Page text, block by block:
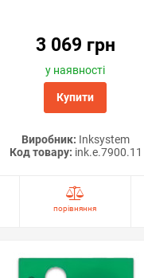
3 069 грн
у наявності
Купити
Виробник: Inksystem
Код товару: ink.e.7900.11
порівняння